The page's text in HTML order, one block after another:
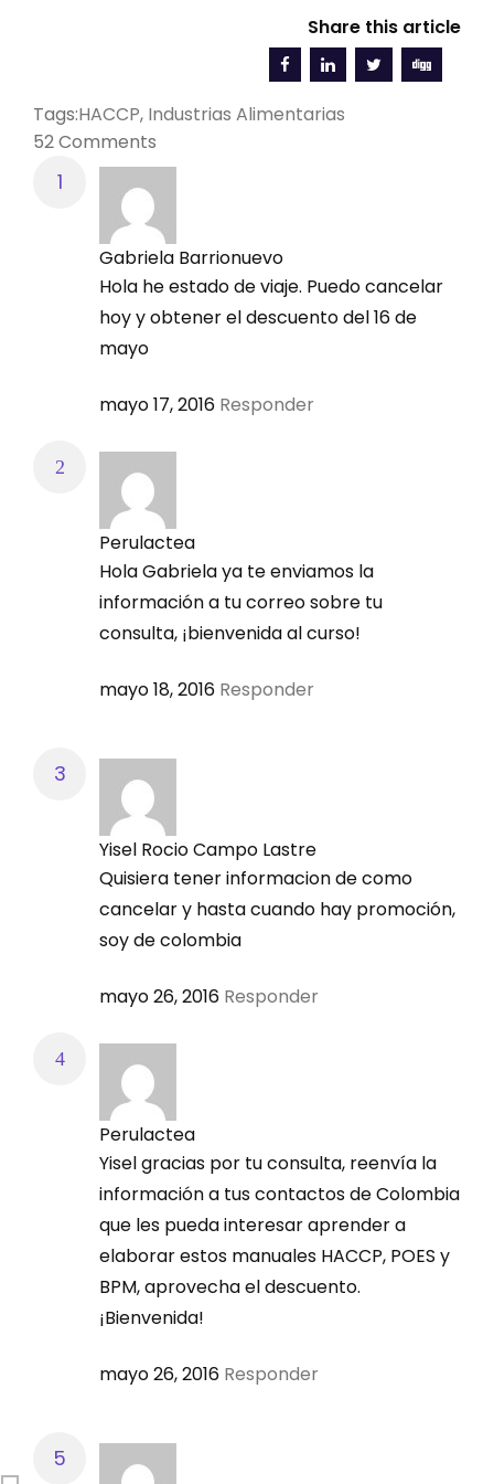
deberá subir en forma de imagen a la ficha de
Para realizar el pago con tarjeta de crédito
[fresh_button url="https://www.paypal.com/cgi-
bin/webscr?cmd=_s-
xclick&hosted_button_id=TZPEFR2ABFQZA"
size="normal" color="red" target="_blank"
class=""]Quiero pagar mediante tarjeta de crédito -
grabe una imagen del pago. Copie un "pantallazo
del pago" apretando el botón "imp pnt" de su
computador y pegue en "paint" y grabe el archivo.
Luego proceda registrarse en el sistema y enviar su
ficha de inscripción en este enlace:
[fresh_button url="/inscripciones/wu" size="normal"
con Tarjeta de Crédito y quiero inscribirme - Clic
Puede solicitar los pasos de inscripción a su correo
electrónico acapacitacion@perulactea.com
Importante:Las tarifas de inscripción no incluyen
gastos de envío de certificado en forma física.
Share this article
Tags:HACCP, Industrias Alimentarias
52 Comments
Gabriela Barrionuevo
Hola he estado de viaje. Puedo cancelar
hoy y obtener el descuento del 16 de
mayo
mayo 17, 2016 Responder
Perulactea
Hola Gabriela ya te enviamos la
información a tu correo sobre tu
consulta, ¡bienvenida al curso!
mayo 18, 2016 Responder
Yisel Rocio Campo Lastre
Quisiera tener informacion de como
cancelar y hasta cuando hay promoción,
soy de colombia
mayo 26, 2016 Responder
Perulactea
Yisel gracias por tu consulta, reenvía la
información a tus contactos de Colombia
que les pueda interesar aprender a
elaborar estos manuales HACCP, POES y
BPM, aprovecha el descuento.
¡Bienvenida!
mayo 26, 2016 Responder